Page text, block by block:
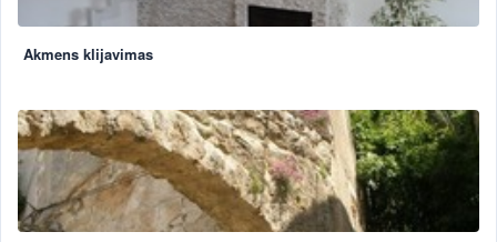
Akmens klijavimas